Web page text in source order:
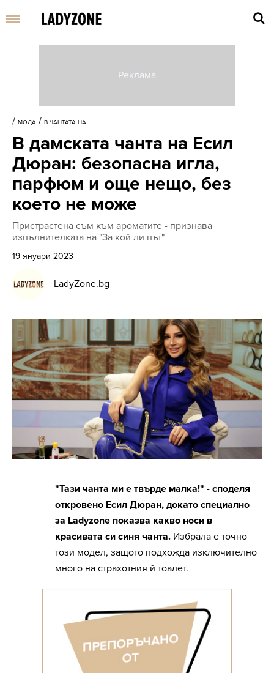
/ МОДА / В ЧАНТАТА НА...
В дамската чанта на Есил
Дюран: безопасна игла,
парфюм и още нещо, без
което не може
Пристрастена съм към ароматите - признава
изпълнителката на "За кой ли път"
19 януари 2023
LadyZone.bg
"Тази чанта ми е твърде малка!" - споделя
откровено Есил Дюран, докато специално
за Ladyzone показва какво носи в
красивата си синя чанта. Избрала е точно
този модел, защото подхожда изключително
много на страхотния й тоалет.